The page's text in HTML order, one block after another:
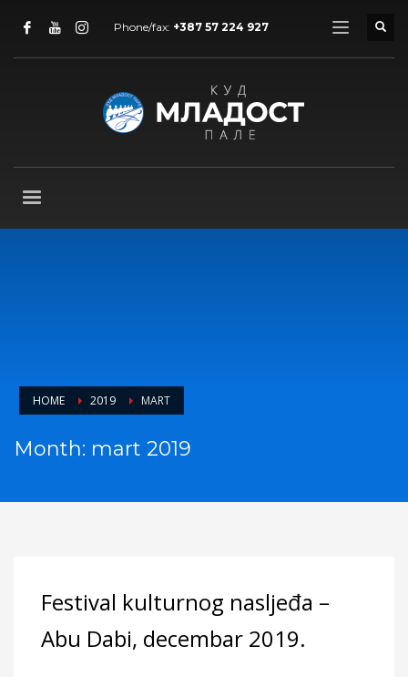
Phone/fax: +387 57 224 927
HOME 2019 MART
Month: mart 2019
Festival kulturnog nasljeđa –
Abu Dabi, decembar 2019.